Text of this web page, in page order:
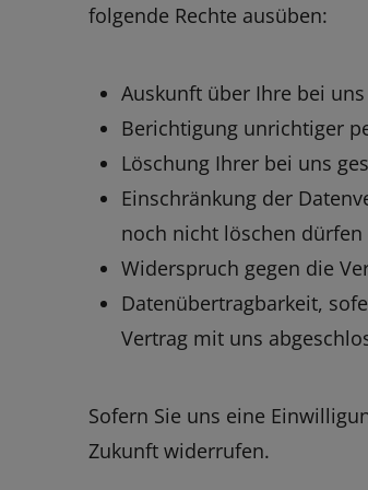
folgende Rechte ausüben:
Auskunft über Ihre bei
Berichtigung unrichtiger
Löschung Ihrer bei uns
Einschränkung der
noch nicht löschen dürfen
Widerspruch gegen die
Datenübertragbarkeit,
Vertrag mit uns
Sofern Sie uns eine
Zukunft widerrufen.